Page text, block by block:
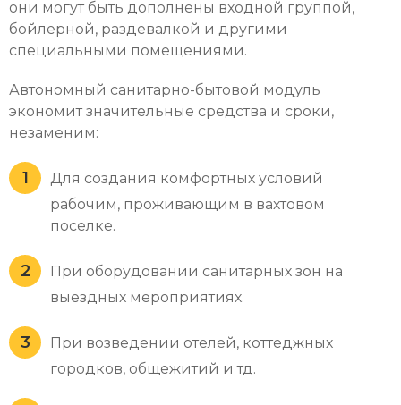
они могут быть дополнены входной группой,
бойлерной, раздевалкой и другими
специальными помещениями.
Автономный санитарно-бытовой модуль
экономит значительные средства и сроки,
незаменим:
Для создания комфортных условий
рабочим, проживающим в вахтовом
поселке.
При оборудовании санитарных зон на
выездных мероприятиях.
При возведении отелей, коттеджных
городков, общежитий и тд.